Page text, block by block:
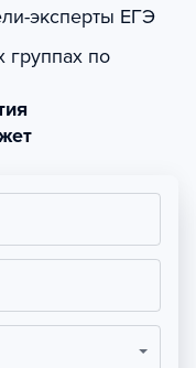
эксперты ЕГЭ
группах по